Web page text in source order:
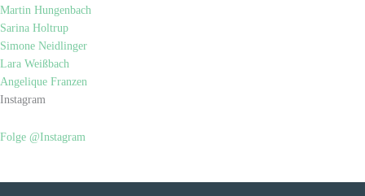
Martin Hungenbach
Sarina Holtrup
Simone Neidlinger
Lara Weißbach
Angelique Franzen
Instagram
Folge @Instagram